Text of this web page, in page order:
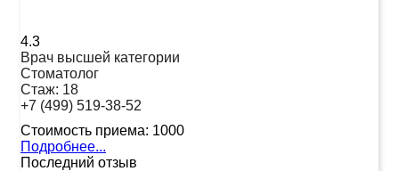
4.3
Врач высшей категории
Стоматолог
Стаж: 18
+7 (499) 519-38-52
Стоимость приема: 1000
Подробнее...
Последний отзыв